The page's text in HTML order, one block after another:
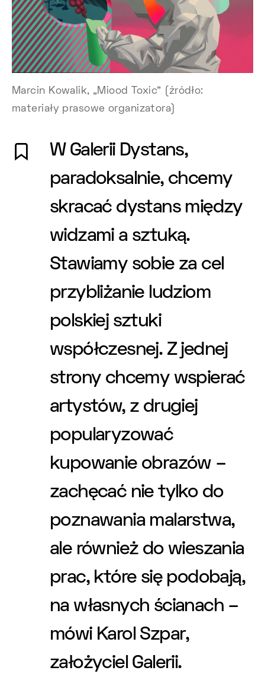
Marcin Kowalik, „Miood Toxic” (źródło:
materiały prasowe organizatora)
W Galerii Dystans,
paradoksalnie, chcemy
skracać dystans między
widzami a sztuką.
Stawiamy sobie za cel
przybliżanie ludziom
polskiej sztuki
współczesnej. Z jednej
strony chcemy wspierać
artystów, z drugiej
popularyzować
kupowanie obrazów –
zachęcać nie tylko do
poznawania malarstwa,
ale również do wieszania
prac, które się podobają,
na własnych ścianach –
mówi Karol Szpar,
założyciel Galerii.